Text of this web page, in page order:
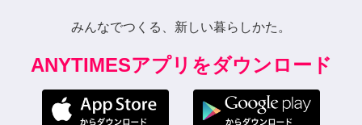
みんなでつくる、新しい暮らしかた。
ANYTIMESアプリをダウンロード